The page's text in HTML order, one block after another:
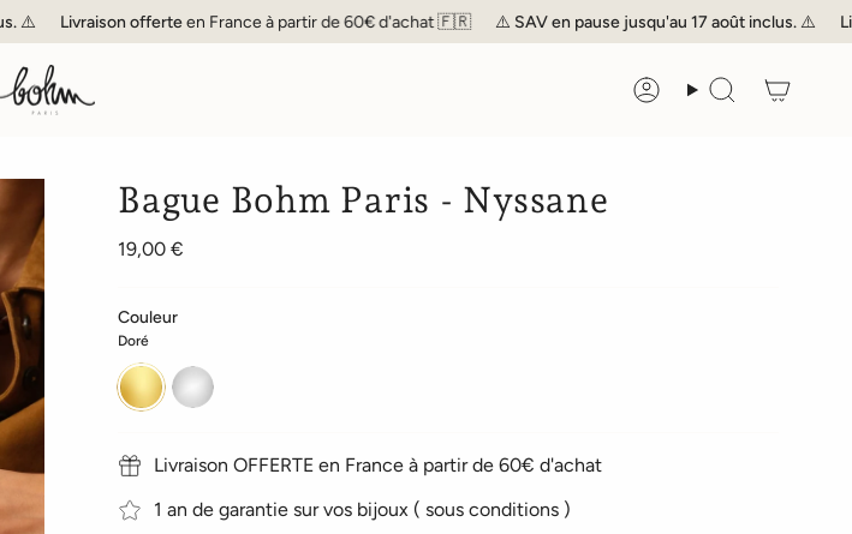
Livraison offerte en France à partir de 60€ d'achat 🇫🇷 ⚠️SAV en pause jusqu'au 17 août inclus. ⚠️
CompteRecherche
Bague Bohm Paris - Nyssane
19,00 €
Couleur
Doré
Doré
Argenté
Livraison OFFERTE en France à partir de 60€ d'achat
1 an de garantie sur vos bijoux ( sous conditions )